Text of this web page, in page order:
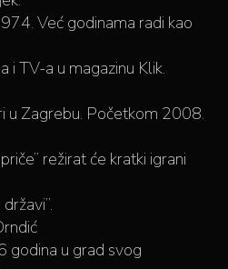
Već godinama radi kao
i TV-a u magazinu Klik.
u Zagrebu. Početkom 2008.
režirat će kratki igrani
godina u grad svog